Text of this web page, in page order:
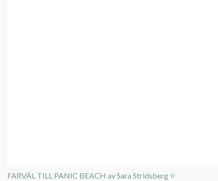
FARVÄL TILL PANIC BEACH av Sara Stridsberg ⭐️